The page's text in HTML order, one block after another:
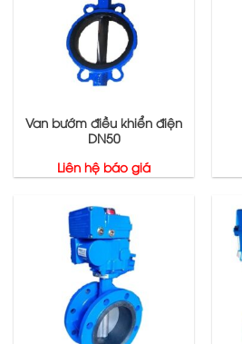
Van bướm điều khiển điện
DN50
Liên hệ báo giá